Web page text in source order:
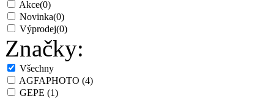
Akce(0)
Novinka(0)
Výprodej(0)
Značky:
Všechny
AGFAPHOTO (4)
GEPE (1)